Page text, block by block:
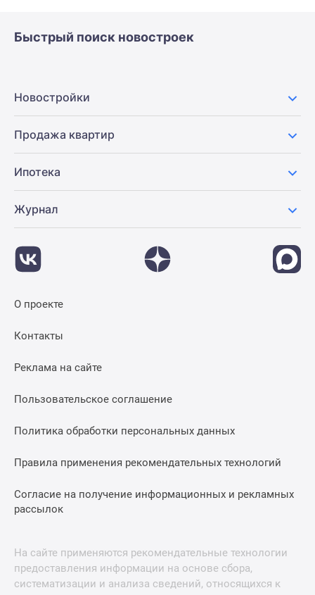
Быстрый поиск новостроек
Новостройки
Продажа квартир
Ипотека
Журнал
О проекте
Контакты
Реклама на сайте
Пользовательское соглашение
Политика обработки персональных данных
Правила применения рекомендательных технологий
Согласие на получение информационных и рекламных
рассылок
На сайте применяются рекомендательные технологии
предоставления информации на основе сбора,
систематизации и анализа сведений, относящихся к